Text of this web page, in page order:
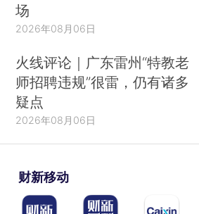
场
2026年08月06日
火线评论｜广东雷州“特教老
师招聘违规”很雷，仍有诸多
疑点
2026年08月06日
财新移动